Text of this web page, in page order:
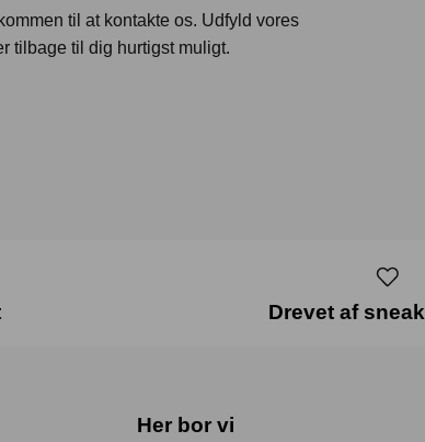
til at kontakte os. Udfyld vores
tilbage til dig hurtigst muligt.
Drevet af
Her bor vi